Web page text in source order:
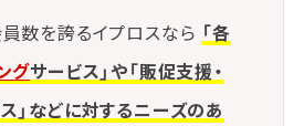
数を誇るイプロスなら 「各
グサービス」や「販促支援・
」などに対するニーズのあ